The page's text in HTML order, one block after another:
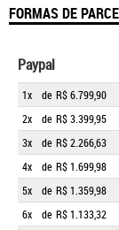
FORMAS DE
Paypal
1x de R$ 6.799,90
2x
de R$ 3.399,95
3x
de R$ 2.266,63
4x
de R$ 1.699,98
5x
de R$ 1.359,98
6x
de R$ 1.133,32